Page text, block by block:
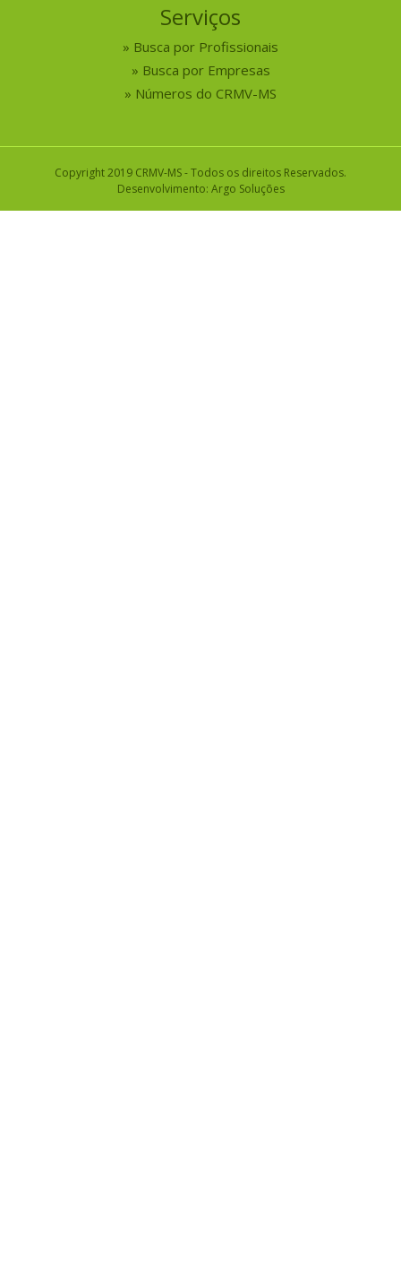
Serviços
Busca por Profissionais
Busca por Empresas
Números do CRMV-MS
Copyright 2019 CRMV-MS - Todos os direitos Reservados.
Desenvolvimento: Argo Soluções